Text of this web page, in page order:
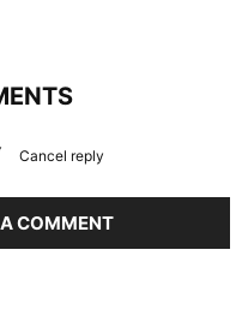
Cancel reply
COMMENT